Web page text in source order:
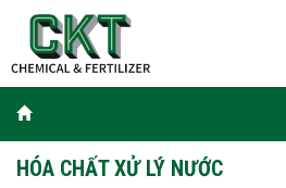
HÓA CHẤT XỬ LÝ NƯỚC